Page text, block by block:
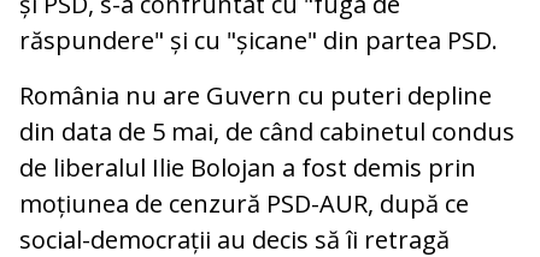
răspundere" și cu "șicane" din partea PSD.
România nu are Guvern cu puteri depline
din data de 5 mai, de când cabinetul condus
de liberalul Ilie Bolojan a fost demis prin
moțiunea de cenzură PSD-AUR, după ce
social-democrații au decis să îi retragă